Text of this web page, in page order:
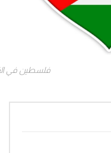
فلسطين في